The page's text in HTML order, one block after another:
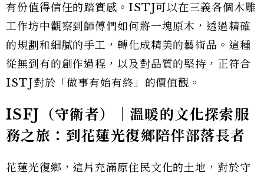
有份值得信任的踏實感。ISTJ可以在三義各個木雕
工作坊中觀察到師傅們如何將一塊原木，透過精確
的規劃和細膩的手工，轉化成精美的藝術品。這種
從無到有的創作過程，以及對品質的堅持，正符合
ISTJ對於「做事有始有終」的價值觀。
ISFJ（守衛者）｜溫暖的文化探索服
務之旅：到花蓮光復鄉陪伴部落長者
花蓮光復鄉，這片充滿原住民文化的土地，對於守